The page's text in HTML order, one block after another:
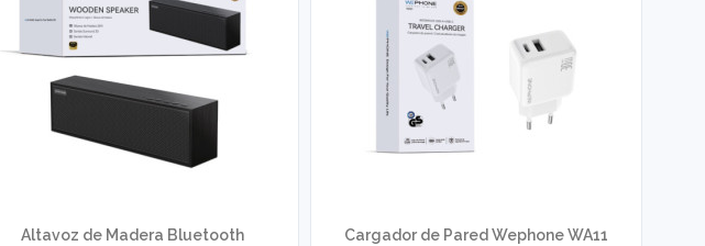
Altavoz de Madera Bluetooth
Cargador de Pared Wephone WA11